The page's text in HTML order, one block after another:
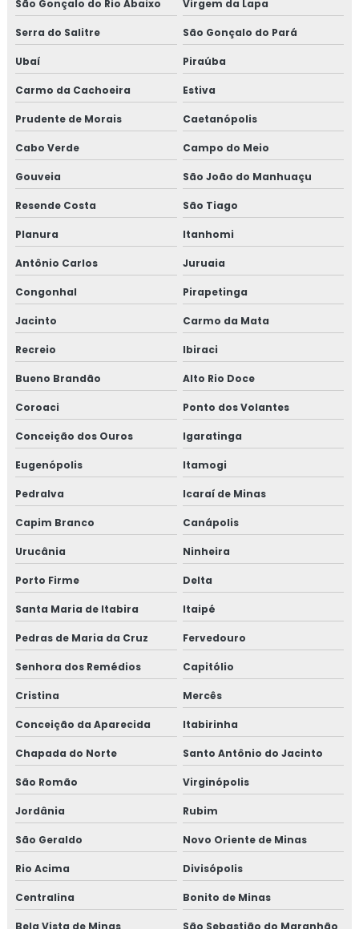
São Gonçalo do Rio Abaixo Virgem da Lapa
Serra do Salitre São Gonçalo do Pará
Ubaí Piraúba
Carmo da Cachoeira Estiva
Prudente de Morais Caetanópolis
Cabo Verde Campo do Meio
Gouveia São João do Manhuaçu
Resende Costa São Tiago
Planura Itanhomi
Antônio Carlos Juruaia
Congonhal Pirapetinga
Jacinto Carmo da Mata
Recreio Ibiraci
Bueno Brandão Alto Rio Doce
Coroaci Ponto dos Volantes
Conceição dos Ouros Igaratinga
Eugenópolis Itamogi
Pedralva Icaraí de Minas
Capim Branco Canápolis
Urucânia Ninheira
Porto Firme Delta
Santa Maria de Itabira Itaipé
Pedras de Maria da Cruz Fervedouro
Senhora dos Remédios Capitólio
Cristina Mercês
Conceição da Aparecida Itabirinha
Chapada do Norte Santo Antônio do Jacinto
São Romão Virginópolis
Jordânia Rubim
São Geraldo Novo Oriente de Minas
Rio Acima Divisópolis
Centralina Bonito de Minas
Bela Vista de Minas São Sebastião do Maranhão